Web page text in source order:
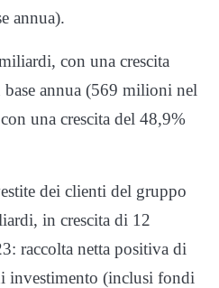
annua).
con una crescita
annua (569 milioni nel
una crescita del 48,9%
dei clienti del gruppo
in crescita di 12
raccolta netta positiva di
(inclusi fondi